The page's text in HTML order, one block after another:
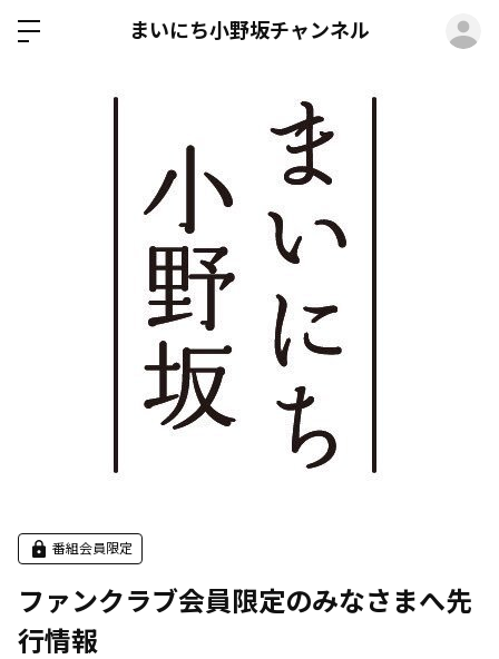
まいにち小野坂チャンネル
番組会員限定
ファンクラブ会員限定のみなさまへ先
行情報